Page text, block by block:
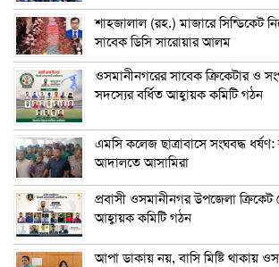
শাহজালাল (রহ.) মাজারে সিন্ডিকেট
সাবেক ডিসি সারোয়ার আলম
ওসমানীনগরের সাবেক ক্রিকেটার ও
সদস্যের বর্ধিত আহ্বায়ক কমিটি গঠন
এম‌সি কলেজ ছাত্রাবাসে সংঘবদ্ধ
আদালতে আসামিরা
প্রবাসী ওসমানীনগর উপজেলা
আহ্বায়ক কমিটি গঠন
আপা ডাকায় নয়, বাসি মিষ্টি থাকায়